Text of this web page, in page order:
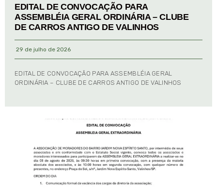
EDITAL DE CONVOCAÇÃO PARA
ASSEMBLÉIA GERAL ORDINÁRIA – CLUBE
DE CARROS ANTIGO DE VALINHOS
29 de julho de 2026
EDITAL DE CONVOCAÇÃO PARA ASSEMBLÉIA GERAL
ORDINÁRIA – CLUBE DE CARROS ANTIGO DE VALINHOS